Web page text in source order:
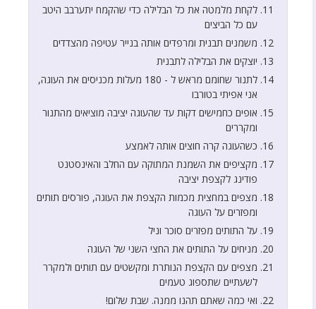
לקחת מלמטה את כל הבלילה כדי שהקמח יתערבב היטב
עם כל הביצים
משמנים תבנית ומרפדים אותה בנייר עטיפה מהצדדים
יוצקים את הבלילה לתבנית
לתנור שחומם מראש ל - 180 מעלות מכניסים את העוגה,
אני אפיתי בטורבו
אופים כחמישים דקות עד שהעוגה יציבה מוציאים מהתנור
ומקררים
כשהעוגה קרה חוצים אותה לאמצע
מקציפים את השמנת המתוקה עם החלב והאינסטנט
פודינג לקצפת יציבה
מצפים במחצית מכמות הקצפת את העוגה, פורסים תותים
ומפזרים על העוגה
על התותים מפזרים סוכר וניל
מניחים על התותים את החצי השני של העוגה
מצפים עם הקצפת הנותרת ומקשטים עם תותים ולמקרר
לשעתיים שתספוג טעמים
ואי כמה שאתם תהנו ממנה. שבת שלום!